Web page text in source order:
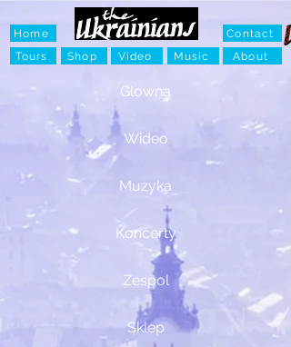
Home
Tours
Shop Video Music
Contact
About
Glowna
Wideo
Muzyka
Koncerty
Zespol
Sklep